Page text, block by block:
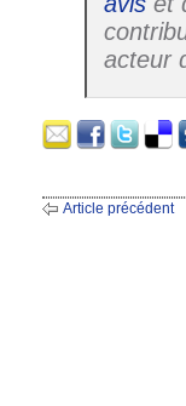
acteur
Article précédent